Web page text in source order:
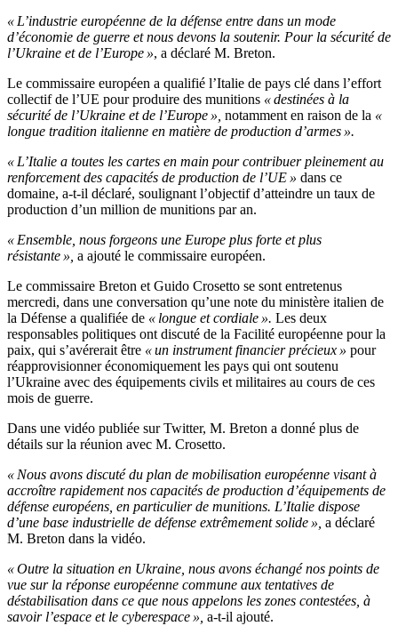
« L’industrie européenne de la défense entre dans un mode
d’économie de guerre et nous devons la soutenir. Pour la sécurité de
l’Ukraine et de l’Europe », a déclaré M. Breton.
Le commissaire européen a qualifié l’Italie de pays clé dans l’effort
collectif de l’UE pour produire des munitions « destinées à la
sécurité de l’Ukraine et de l’Europe », notamment en raison de la «
longue tradition italienne en matière de production d’armes ».
« L’Italie a toutes les cartes en main pour contribuer pleinement au
renforcement des capacités de production de l’UE » dans ce
domaine, a-t-il déclaré, soulignant l’objectif d’atteindre un taux de
production d’un million de munitions par an.
« Ensemble, nous forgeons une Europe plus forte et plus
résistante », a ajouté le commissaire européen.
Le commissaire Breton et Guido Crosetto se sont entretenus
mercredi, dans une conversation qu’une note du ministère italien de
la Défense a qualifiée de « longue et cordiale ». Les deux
responsables politiques ont discuté de la Facilité européenne pour la
paix, qui s’avérerait être « un instrument financier précieux » pour
réapprovisionner économiquement les pays qui ont soutenu
l’Ukraine avec des équipements civils et militaires au cours de ces
mois de guerre.
Dans une vidéo publiée sur Twitter, M. Breton a donné plus de
détails sur la réunion avec M. Crosetto.
« Nous avons discuté du plan de mobilisation européenne visant à
accroître rapidement nos capacités de production d’équipements de
défense européens, en particulier de munitions. L’Italie dispose
d’une base industrielle de défense extrêmement solide », a déclaré
M. Breton dans la vidéo.
« Outre la situation en Ukraine, nous avons échangé nos points de
vue sur la réponse européenne commune aux tentatives de
déstabilisation dans ce que nous appelons les zones contestées, à
savoir l’espace et le cyberespace », a-t-il ajouté.